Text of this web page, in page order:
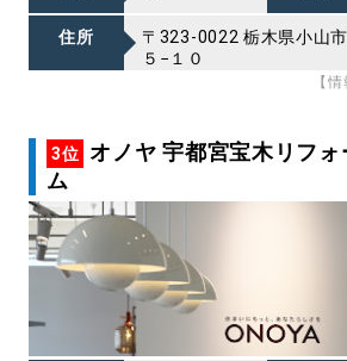
住所
〒323-0022 栃木県小山
５−１０
【
3位
オノヤ 宇都宮宝木リフ
ム